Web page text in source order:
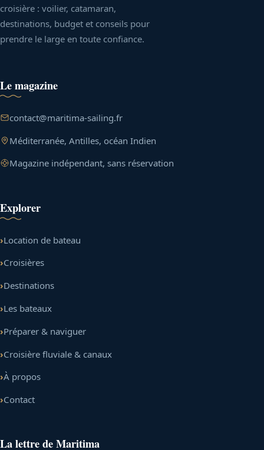
croisière : voilier, catamaran,
destinations, budget et conseils pour
prendre le large en toute confiance.
Le magazine
contact@maritima-sailing.fr
Méditerranée, Antilles, océan Indien
Magazine indépendant, sans réservation
Explorer
Location de bateau
Croisières
Destinations
Les bateaux
Préparer & naviguer
Croisière fluviale & canaux
À propos
Contact
La lettre de Maritima